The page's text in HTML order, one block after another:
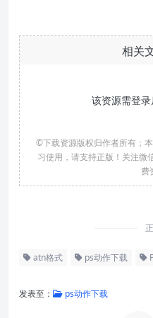
相关
该资源需登
©下载资源版权归作者所有；
习使用，请支持正版！关注微
费
atn格式 ps动作下载
发表至： ps动作下载